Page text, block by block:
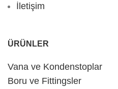
İletişim
ÜRÜNLER
Vana ve Kondenstoplar
Boru ve Fittingsler